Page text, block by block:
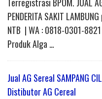
Terregistrasi BPOM. JUAL
PENDERITA SAKIT
NTB | WA : 0818-0301-
Produk Alga …
Jual AG Sereal SAMPANG
Distibutor AG Cereal